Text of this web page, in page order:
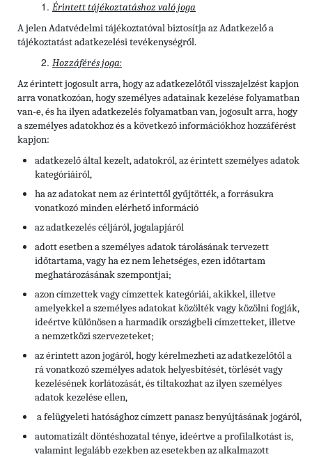
Érintett tájékoztatáshoz való joga
A jelen Adatvédelmi tájékoztatóval biztosítja az Adatkezelő a
tájékoztatást adatkezelési tevékenységről.
Hozzáférés joga:
Az érintett jogosult arra, hogy az adatkezelőtől visszajelzést kapjon
arra vonatkozóan, hogy személyes adatainak kezelése folyamatban
van-e, és ha ilyen adatkezelés folyamatban van, jogosult arra, hogy
a személyes adatokhoz és a következő információkhoz hozzáférést
kapjon:
adatkezelő által kezelt, adatokról, az érintett személyes adatok
kategóriáiról,
ha az adatokat nem az érintettől gyűjtötték, a forrásukra
vonatkozó minden elérhető információ
az adatkezelés céljáról, jogalapjáról
adott esetben a személyes adatok tárolásának tervezett
időtartama, vagy ha ez nem lehetséges, ezen időtartam
meghatározásának szempontjai;
azon címzettek vagy címzettek kategóriái, akikkel, illetve
amelyekkel a személyes adatokat közölték vagy közölni fogják,
ideértve különösen a harmadik országbeli címzetteket, illetve
a nemzetközi szervezeteket;
az érintett azon jogáról, hogy kérelmezheti az adatkezelőtől a
rá vonatkozó személyes adatok helyesbítését, törlését vagy
kezelésének korlátozását, és tiltakozhat az ilyen személyes
adatok kezelése ellen,
a felügyeleti hatósághoz címzett panasz benyújtásának jogáról,
automatizált döntéshozatal ténye, ideértve a profilalkotást is,
valamint legalább ezekben az esetekben az alkalmazott